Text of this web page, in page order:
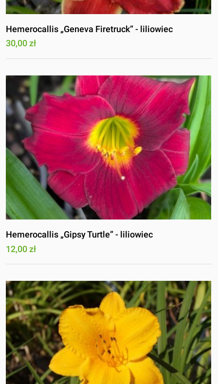
Hemerocallis „Geneva Firetruck” - liliowiec
30,00 zł
Hemerocallis „Gipsy Turtle” - liliowiec
12,00 zł